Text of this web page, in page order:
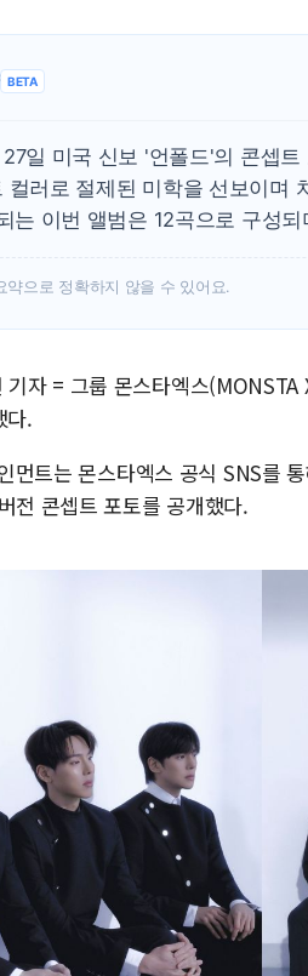
BETA
일 미국 신보 '언폴드'의 콘셉트
컬러로 절제된 미학을 선보이며
는 이번 앨범은 12곡으로 구성
약으로 정확하지 않을 수 있어요.
자 = 그룹 몬스타엑스
다.
먼트는 몬스타엑스 공식 SNS를
콘셉트 포토를 공개했다.